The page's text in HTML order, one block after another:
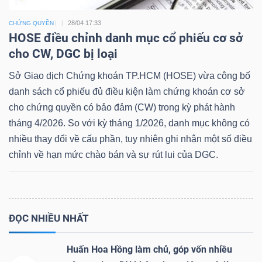
CHỨNG QUYỀN 28/04 17:33
HOSE điều chỉnh danh mục cổ phiếu cơ sở
cho CW, DGC bị loại
Sở Giao dịch Chứng khoán TP.HCM (HOSE) vừa công bố
danh sách cổ phiếu đủ điều kiện làm chứng khoán cơ sở
cho chứng quyền có bảo đảm (CW) trong kỳ phát hành
tháng 4/2026. So với kỳ tháng 1/2026, danh mục không có
nhiều thay đổi về cấu phần, tuy nhiên ghi nhận một số điều
chỉnh về hạn mức chào bán và sự rút lui của DGC.
ĐỌC NHIỀU NHẤT
Huấn Hoa Hồng làm chủ, góp vốn nhiều
Dữ
liệu
tài
chính